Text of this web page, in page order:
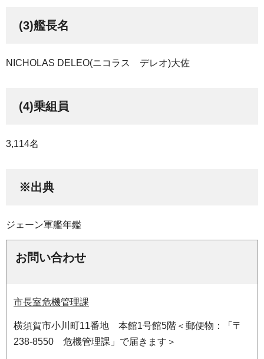
(3)艦長名
NICHOLAS DELEO(ニコラス デレオ)大佐
(4)乗組員
3,114名
※出典
ジェーン軍艦年鑑
お問い合わせ
市長室危機管理課
横須賀市小川町11番地 本館1号館5階＜郵便物：「〒
238-8550 危機管理課」で届きます＞